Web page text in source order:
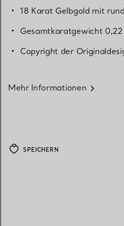
18 Karat Gelbgold mit
Gesamtkaratgewicht 0,22
Copyright der
Mehr Informationen
SPEICHERN